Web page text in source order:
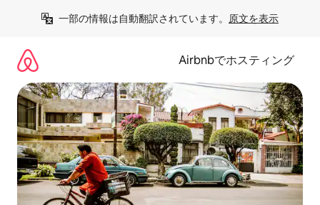
一部の情報は自動翻訳されています。 原文を表示
Airbnbでホスティング